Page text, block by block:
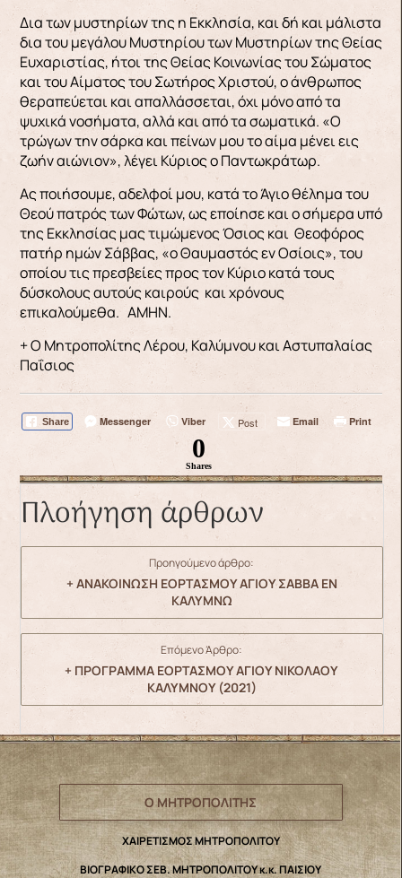
Δια των μυστηρίων της η Εκκλησία, και δή και μάλιστα
δια του μεγάλου Μυστηρίου των Μυστηρίων της Θείας
Ευχαριστίας, ήτοι της Θείας Κοινωνίας του Σώματος
και του Αίματος του Σωτήρος Χριστού, ο άνθρωπος
θεραπεύεται και απαλλάσσεται, όχι μόνο από τα
ψυχικά νοσήματα, αλλά και από τα σωματικά. «Ο
τρώγων την σάρκα και πείνων μου το αίμα μένει εις
ζωήν αιώνιον», λέγει Κύριος ο Παντωκράτωρ.
Ας ποιήσουμε, αδελφοί μου, κατά το Άγιο θέλημα του
Θεού πατρός των Φώτων, ως εποίησε και ο σήμερα υπό
της Εκκλησίας μας τιμώμενος Όσιος και Θεοφόρος
πατήρ ημών Σάββας, «ο Θαυμαστός εν Οσίοις», του
οποίου τις πρεσβείες προς τον Κύριο κατά τους
δύσκολους αυτούς καιρούς και χρόνους
επικαλούμεθα. ΑΜΗΝ.
+ Ο Μητροπολίτης Λέρου, Καλύμνου και Αστυπαλαίας
Παΐσιος
Share Messenger Viber Post Email Print
0
Shares
Πλοήγηση άρθρων
Προηγούμενο άρθρο:
+ ΑΝΑΚΟΙΝΩΣΗ ΕΟΡΤΑΣΜΟΥ ΑΓΙΟΥ ΣΑΒΒΑ ΕΝ
ΚΑΛΥΜΝΩ
Επόμενο Άρθρο:
+ ΠΡΟΓΡΑΜΜΑ ΕΟΡΤΑΣΜΟΥ ΑΓΙΟΥ ΝΙΚΟΛΑΟΥ
ΚΑΛΥΜΝΟΥ (2021)
Ο ΜΗΤΡΟΠΟΛΙΤΗΣ
ΧΑΙΡΕΤΙΣΜΟΣ ΜΗΤΡΟΠΟΛΙΤΟΥ
ΒΙΟΓΡΑΦΙΚΟ ΣΕΒ. ΜΗΤΡΟΠΟΛΙΤΟΥ κ.κ. ΠΑΙΣΙΟΥ